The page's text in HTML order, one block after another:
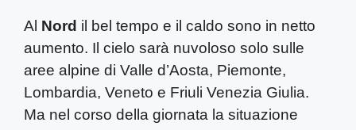
Al Nord il bel tempo e il caldo sono in netto
aumento. Il cielo sarà nuvoloso solo sulle
aree alpine di Valle d’Aosta, Piemonte,
Lombardia, Veneto e Friuli Venezia Giulia.
Ma nel corso della giornata la situazione